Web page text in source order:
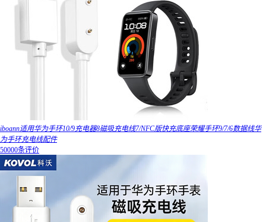
iboann适用华为手环10/9充电器8磁吸充电线7/NFC版快充底座荣耀手环9/7/6数据线华
为手环充电线配件
50000条评价